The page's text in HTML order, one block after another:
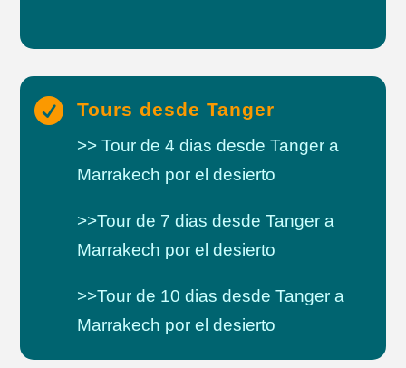
 Tours desde Tanger
>> Tour de 4 dias desde Tanger a
Marrakech por el desierto
>>Tour de 7 dias desde Tanger a
Marrakech por el desierto
>>Tour de 10 dias desde Tanger a
Marrakech por el desierto